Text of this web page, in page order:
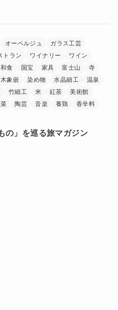
オーベルジュ
ガラス工芸
トラン ワイナリー
ワイン
和食 国宝 家具 富士山
寺
木象嵌 染め物 水晶細工
温泉
竹細工 米 紅茶
美術館
陶芸 音楽 養鶏 香辛料
の」を巡る旅マガジン